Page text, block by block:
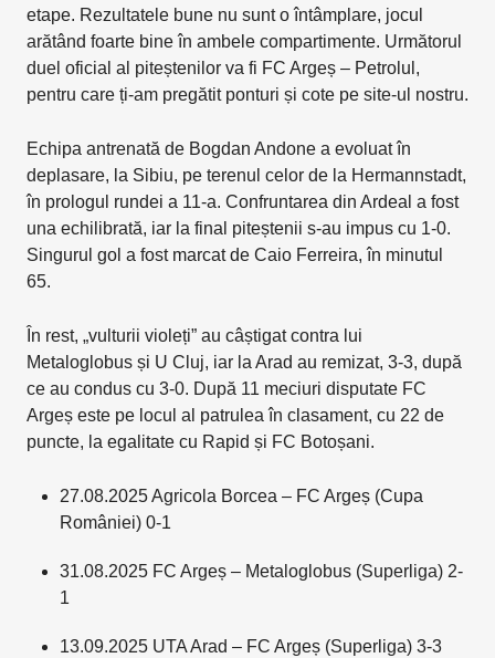
etape. Rezultatele bune nu sunt o întâmplare, jocul
arătând foarte bine în ambele compartimente. Următorul
duel oficial al piteștenilor va fi FC Argeș – Petrolul,
pentru care ți-am pregătit ponturi și cote pe site-ul nostru.
Echipa antrenată de Bogdan Andone a evoluat în
deplasare, la Sibiu, pe terenul celor de la Hermannstadt,
în prologul rundei a 11-a. Confruntarea din Ardeal a fost
una echilibrată, iar la final piteștenii s-au impus cu 1-0.
Singurul gol a fost marcat de Caio Ferreira, în minutul
65.
În rest, „vulturii violeți” au câștigat contra lui
Metaloglobus și U Cluj, iar la Arad au remizat, 3-3, după
ce au condus cu 3-0. După 11 meciuri disputate FC
Argeș este pe locul al patrulea în clasament, cu 22 de
puncte, la egalitate cu Rapid și FC Botoșani.
27.08.2025 Agricola Borcea – FC Argeș (Cupa
României) 0-1
31.08.2025 FC Argeș – Metaloglobus (Superliga) 2-
1
13.09.2025 UTA Arad – FC Argeș (Superliga) 3-3